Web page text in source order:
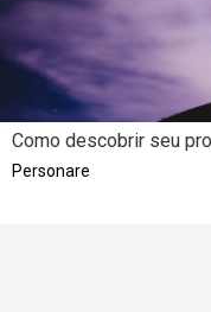
Como descobrir seu
Personare